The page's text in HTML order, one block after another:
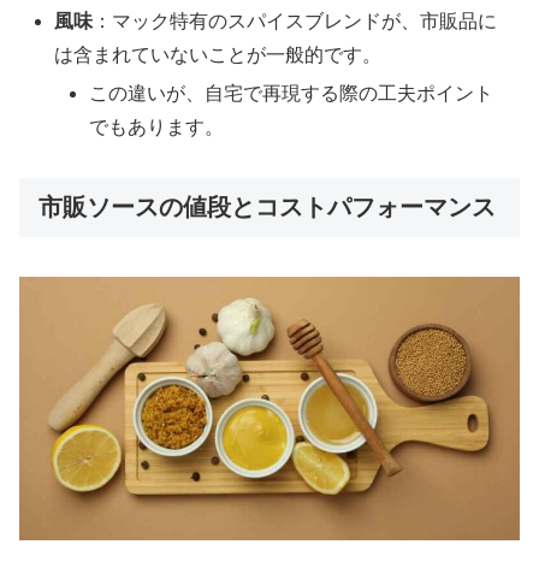
風味 ：マック特有のスパイスブレンドが、市販品に
は含まれていないことが一般的です。
この違いが、自宅で再現する際の工夫ポイント
でもあります。
市販ソースの値段とコストパフォーマンス